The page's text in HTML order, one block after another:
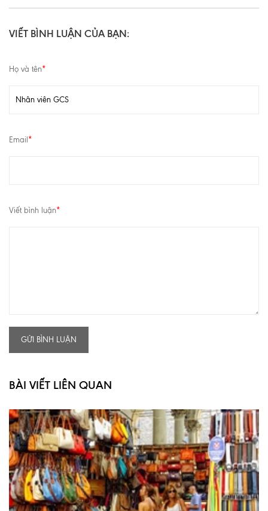
VIẾT BÌNH LUẬN CỦA BẠN:
Họ và tên*
Email *
Viết bình luận*
GỬI BÌNH LUẬN
BÀI VIẾT LIÊN QUAN